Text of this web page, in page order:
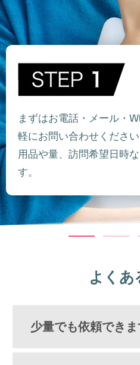
まずはお電話・メール・
軽にお問い合わせくださ
用品や量、訪問希望日時
す。
よくあ
少量でも依頼できま